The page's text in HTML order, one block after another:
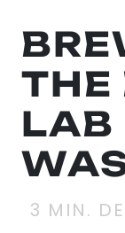
THE
LAB
3 MIN.